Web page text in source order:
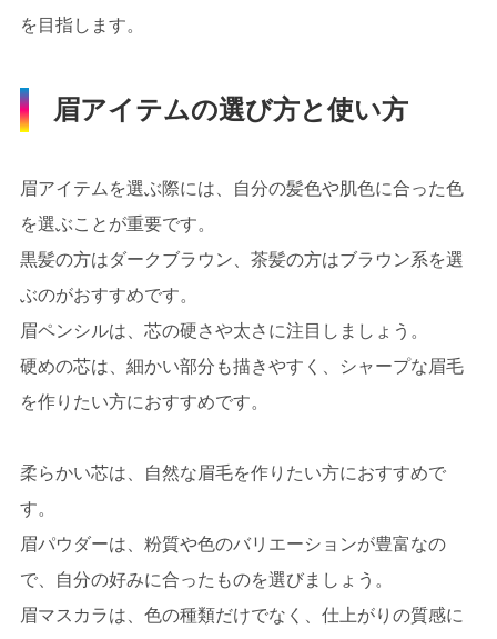
を目指します。
眉アイテムの選び方と使い方
眉アイテムを選ぶ際には、自分の髪色や肌色に合った色
を選ぶことが重要です。
黒髪の方はダークブラウン、茶髪の方はブラウン系を選
ぶのがおすすめです。
眉ペンシルは、芯の硬さや太さに注目しましょう。
硬めの芯は、細かい部分も描きやすく、シャープな眉毛
を作りたい方におすすめです。
柔らかい芯は、自然な眉毛を作りたい方におすすめで
す。
眉パウダーは、粉質や色のバリエーションが豊富なの
で、自分の好みに合ったものを選びましょう。
眉マスカラは、色の種類だけでなく、仕上がりの質感に